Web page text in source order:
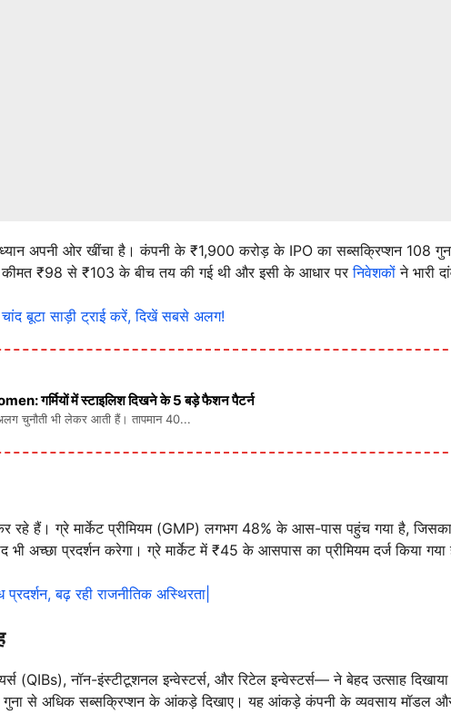
अपनी ओर खींचा है। कंपनी के ₹1,900 करोड़ के IPO का सब्सक्रिप्शन 108
कीमत ₹98 से ₹103 के बीच तय की गई थी और इसी के आधार परनिवेशकों ने भारी
बूटा साड़ी ट्राई करें, दिखें सबसे अलग!
गर्मियों में स्टाइलिश दिखने के 5 बड़े फैशन पैटर्न
चुनौती भी लेकर आती हैं। तापमान 40...
रहे हैं। ग्रे मार्केट प्रीमियम (GMP) लगभग 48% के आस-पास पहुंच गया है,
अच्छा प्रदर्शन करेगा। ग्रे मार्केट में ₹45 के आसपास का प्रीमियम दर्ज किया
बढ़ रही राजनीतिक अस्थिरता|
(QIBs), नॉन-इंस्टीटूशनल इन्वेस्टर्स, और रिटेल इन्वेस्टर्स— ने बेहद उत्साह
से अधिक सब्सक्रिप्शन के आंकड़े दिखाए। यह आंकड़े कंपनी के व्यवसाय मॉडल और